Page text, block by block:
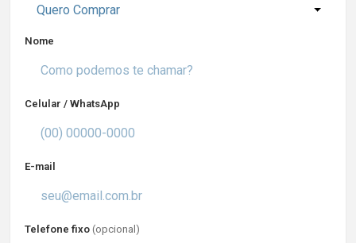
Quero Comprar
Nome
Celular / WhatsApp
E-mail
Telefone fixo (opcional)